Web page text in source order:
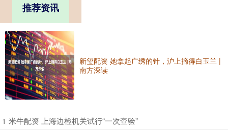
推荐资讯
新玺配资 她拿起广绣的针，沪上摘得白玉兰 |
南方深读
1 ​米牛配资 上海边检机关试行“一次查验”